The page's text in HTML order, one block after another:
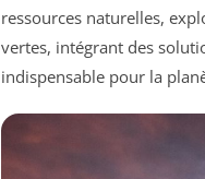
ressources naturelles,
vertes, intégrant des
indispensable pour la